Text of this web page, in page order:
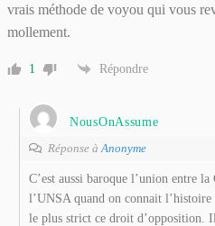
vrais méthode de voyou qui vous
mollement.
1 Répondre
NousOnAssume
Réponse à Anonyme
C’est aussi baroque l’union entre
l’UNSA quand on connait
le plus strict ce droit d’opposition.